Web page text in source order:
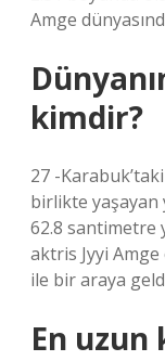
Amge
kimdir?
27 -
birlikte yaşayan
62.8 santimetre
aktris Jyyi
ile bir araya
En uzun